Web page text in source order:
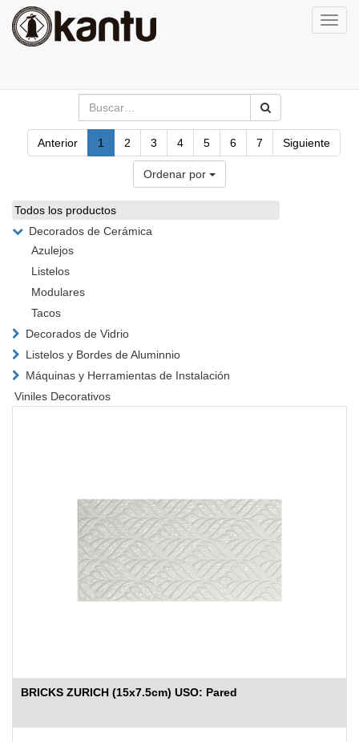
Anterior 1 2 3 4 5 6 7 Siguiente
Ordenar por
Todos los productos
Decorados de Cerámica
Azulejos
Listelos
Modulares
Tacos
Decorados de Vidrio
Listelos y Bordes de Aluminnio
Máquinas y Herramientas de Instalación
Viniles Decorativos
BRICKS ZURICH (15x7.5cm) USO: Pared